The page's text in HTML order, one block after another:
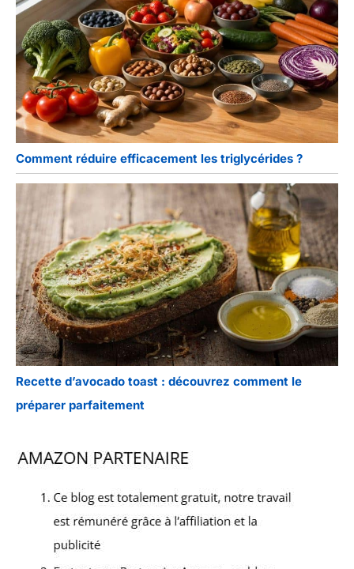
Comment réduire efficacement les triglycérides ?
Recette d’avocado toast : découvrez comment le
préparer parfaitement